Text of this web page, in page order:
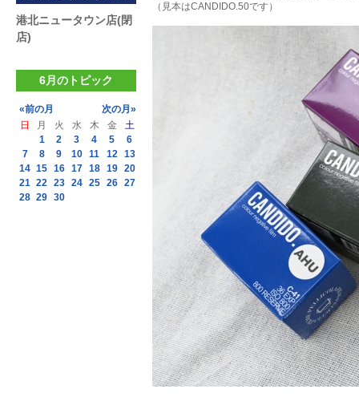
（見本はCANDIDO.50です）
港北ニュータウン店(閉
店)
6月のトピック
«前の月
次の月»
日
月 火 水 木 金
土
1
2 3 4 5
6
7
8 9 10 11 12 13
14 15 16 17 18 19 20
21 22 23 24 25 26 27
28 29 30